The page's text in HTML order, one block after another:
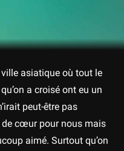
ville asiatique où tout le
a croisé ont eu un
peut-être pas
de cœur pour nous mais
aimé. Surtout qu’on